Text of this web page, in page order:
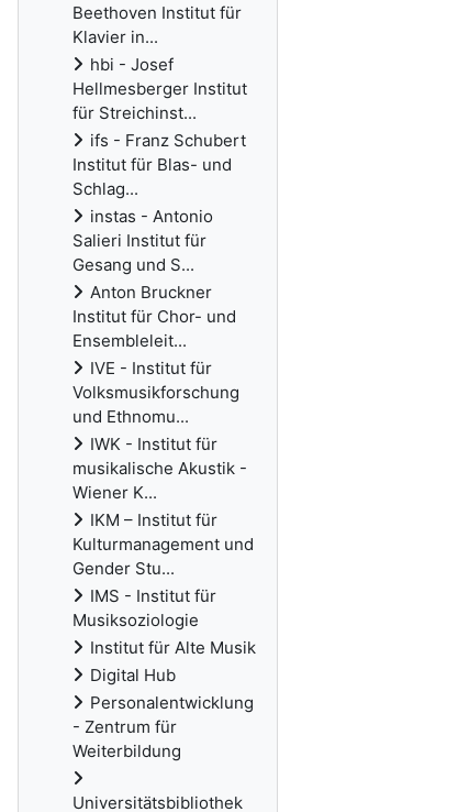
Beethoven Institut für
Klavier in...
hbi - Josef
Hellmesberger Institut
für Streichinst...
ifs - Franz Schubert
Institut für Blas- und
Schlag...
instas - Antonio
Salieri Institut für
Gesang und S...
Anton Bruckner
Institut für Chor- und
Ensembleleit...
IVE - Institut für
Volksmusikforschung
und Ethnomu...
IWK - Institut für
musikalische Akustik -
Wiener K...
IKM – Institut für
Kulturmanagement und
Gender Stu...
IMS - Institut für
Musiksoziologie
Institut für Alte Musik
Digital Hub
Personalentwicklung
- Zentrum für
Weiterbildung
Universitätsbibliothek